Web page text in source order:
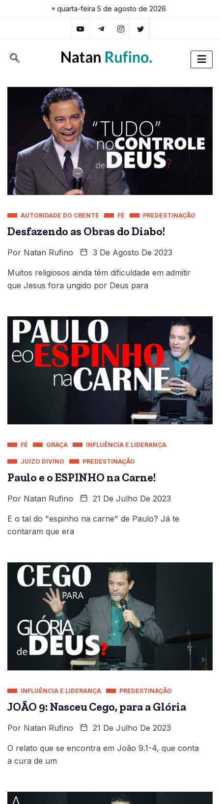
quarta-feira 5 de agosto de 2026
AUTORIDADE DO CRENTE FÉ PREDESTINAÇÃO
Desfazendo as Obras do Diabo!
Por Natan Rufino 3 De Agosto De 2023
Muitos religiosos ainda têm dificuldade em admitir
que Jesus fora ungido por Deus para
FÉ GRAÇA INFLUÊNCIA E LIDERANÇA
JUÍZO DIVINO PREDESTINAÇÃO
Paulo e o ESPINHO na Carne!
Por Natan Rufino 21 De Julho De 2023
E o tal do "espinho na carne" de Paulo? Já te
contaram que era
INFLUÊNCIA E LIDERANÇA PREDESTINAÇÃO
JOÃO 9: Nasceu Cego, para a Glória
Por Natan Rufino 21 De Julho De 2023
O relato que se encontra em João 9.1-4, que conta
a cura de um